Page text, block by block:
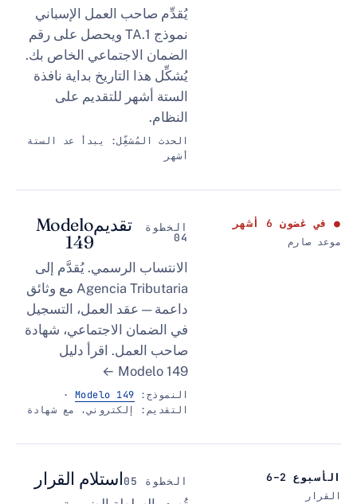
يُقدِّم صاحب العمل الإسباني
نموذج TA.1 ويحصل على رقم
الضمان الاجتماعي الخاص بك.
يُشكِّل هذا التاريخ بداية نافذة
الستة أشهر للتقديم على
الحدث المُشغِّل: يبدأ عد الستة
الخطوة تقديمModelo
الانتساب الرسمي. يُقدَّم إلى
Agencia Tributaria مع وثائق
داعمة — عقد العمل، التسجيل
في الضمان الاجتماعي، شهادة
صاحب العمل.اقرأ دليل
Modelo 149
·
التقديم: إلكتروني، مع شهادة
استلام القرار